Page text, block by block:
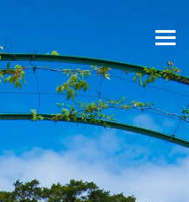
HOME
DIENSTEN
DIENSTEN OVERZICHT
GEBOUWDE & NATUURLIJKE
OMGEVING
ORGANISATIES & INDUSTRIE